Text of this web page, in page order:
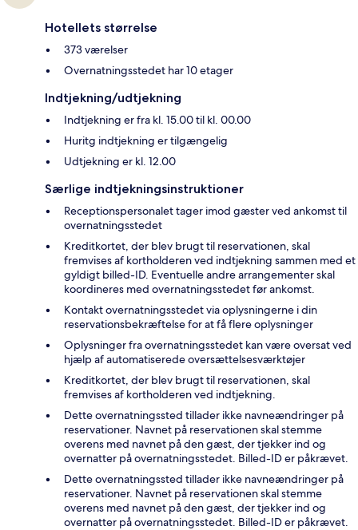
Hotellets størrelse
373 værelser
Overnatningsstedet har 10 etager
Indtjekning/udtjekning
Indtjekning er fra kl. 15.00 til kl. 00.00
Huritg indtjekning er tilgængelig
Udtjekning er kl. 12.00
Særlige indtjekningsinstruktioner
Receptionspersonalet tager imod gæster ved ankomst til
overnatningsstedet
Kreditkortet, der blev brugt til reservationen, skal
fremvises af kortholderen ved indtjekning sammen med et
gyldigt billed-ID. Eventuelle andre arrangementer skal
koordineres med overnatningsstedet før ankomst.
Kontakt overnatningsstedet via oplysningerne i din
reservationsbekræftelse for at få flere oplysninger
Oplysninger fra overnatningsstedet kan være oversat ved
hjælp af automatiserede oversættelsesværktøjer
Kreditkortet, der blev brugt til reservationen, skal
fremvises af kortholderen ved indtjekning.
Dette overnatningssted tillader ikke navneændringer på
reservationer. Navnet på reservationen skal stemme
overens med navnet på den gæst, der tjekker ind og
overnatter på overnatningsstedet. Billed-ID er påkrævet.
Dette overnatningssted tillader ikke navneændringer på
reservationer. Navnet på reservationen skal stemme
overens med navnet på den gæst, der tjekker ind og
overnatter på overnatningsstedet. Billed-ID er påkrævet.